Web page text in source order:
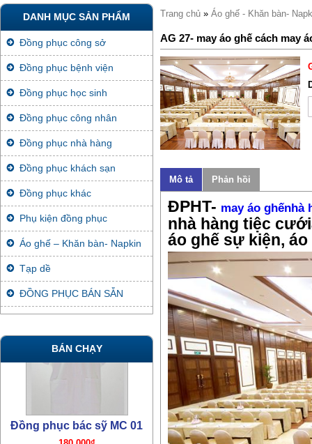
Trang chủ » Áo ghế - Khăn bàn-
AG 27- may áo ghế cách may
Mô tả Phản hồi
ĐPHT- may áo ghếnhà
nhà hàng tiệc
áo ghế sự kiện,
DANH MỤC SẢN PHẨM
Đồng phục công sở
Đồng phục bệnh viện
Đồng phục học sinh
Đồng phục công nhân
Đồng phục nhà hàng
Đồng phục khách sạn
Đồng phục khác
Phụ kiện đồng phục
Áo ghế – Khăn bàn- Napkin
Tạp dề
ĐỒNG PHỤC BÁN SẴN
BÁN CHẠY